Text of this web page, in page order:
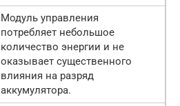
Модуль управления
потребляет небольшое
количество энергии и не
оказывает существенного
влияния на разряд
аккумулятора.